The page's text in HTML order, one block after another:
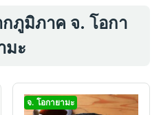
ภูมิภาค จ. โอกา
มะ
จ. โอกายามะ